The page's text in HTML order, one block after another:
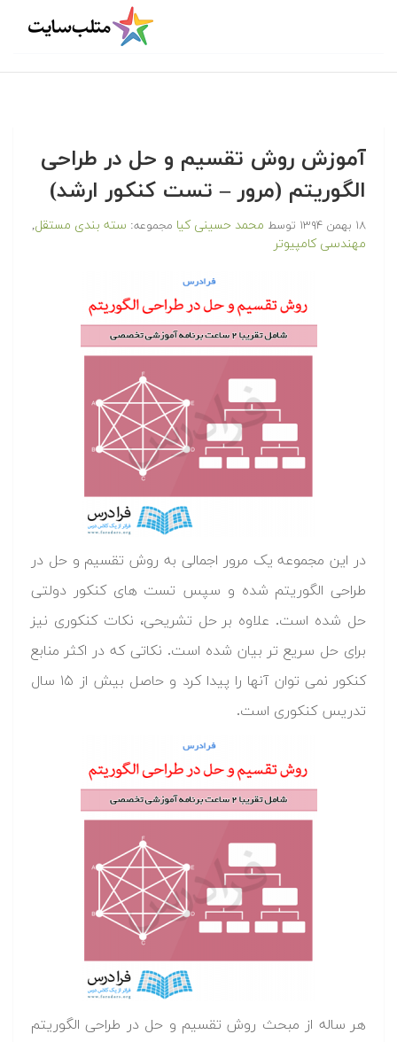
آموزش روش تقسیم و حل در طراحی
الگوریتم (مرور – تست کنکور ارشد)
۱۸ بهمن ۱۳۹۴ توسط محمد حسینی کیا مجموعه: سته بندی مستقل,
مهندسی کامپیوتر
در این مجموعه یک مرور اجمالی به روش تقسیم و حل در
طراحی الگوریتم شده و سپس تست های کنکور دولتی
حل شده است. علاوه بر حل تشریحی، نکات کنکوری نیز
برای حل سریع تر بیان شده است. نکاتی که در اکثر منابع
کنکور نمی توان آنها را پیدا کرد و حاصل بیش از ۱۵ سال
تدریس کنکوری است.
هر ساله از مبحث روش تقسیم و حل در طراحی الگوریتم